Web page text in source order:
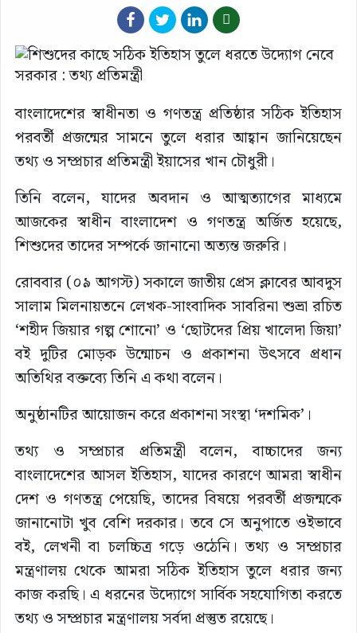
বাংলাদেশের স্বাধীনতা ও গণতন্ত্র প্রতিষ্ঠার সঠিক ইতিহাস
পরবর্তী প্রজন্মের সামনে তুলে ধরার আহ্বান জানিয়েছেন
তথ্য ও সম্প্রচার প্রতিমন্ত্রী ইয়াসের খান চৌধুরী।
তিনি বলেন, যাদের অবদান ও আত্মত্যাগের মাধ্যমে
আজকের স্বাধীন বাংলাদেশ ও গণতন্ত্র অর্জিত হয়েছে,
শিশুদের তাদের সম্পর্কে জানানো অত্যন্ত জরুরি।
রোববার (০৯ আগস্ট) সকালে জাতীয় প্রেস ক্লাবের আবদুস
সালাম মিলনায়তনে লেখক-সাংবাদিক সাবরিনা শুভ্রা রচিত
‘শহীদ জিয়ার গল্প শোনো’ ও ‘ছোটদের প্রিয় খালেদা জিয়া’
বই দুটির মোড়ক উন্মোচন ও প্রকাশনা উৎসবে প্রধান
অতিথির বক্তব্যে তিনি এ কথা বলেন।
অনুষ্ঠানটির আয়োজন করে প্রকাশনা সংস্থা ‘দশমিক’।
তথ্য ও সম্প্রচার প্রতিমন্ত্রী বলেন, বাচ্চাদের জন্য
বাংলাদেশের আসল ইতিহাস, যাদের কারণে আমরা স্বাধীন
দেশ ও গণতন্ত্র পেয়েছি, তাদের বিষয়ে পরবর্তী প্রজন্মকে
জানানোটা খুব বেশি দরকার। তবে সে অনুপাতে ওইভাবে
বই, লেখনী বা চলচ্চিত্র গড়ে ওঠেনি। তথ্য ও সম্প্রচার
মন্ত্রণালয় থেকে আমরা সঠিক ইতিহাস তুলে ধরার জন্য
কাজ করছি। এ ধরনের উদ্যোগে সার্বিক সহযোগিতা করতে
তথ্য ও সম্প্রচার মন্ত্রণালয় সর্বদা প্রস্তুত রয়েছে।